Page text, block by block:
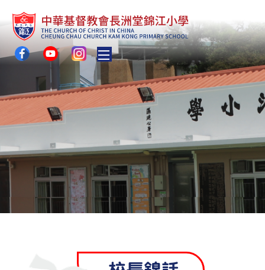
Toggle main menu visibility